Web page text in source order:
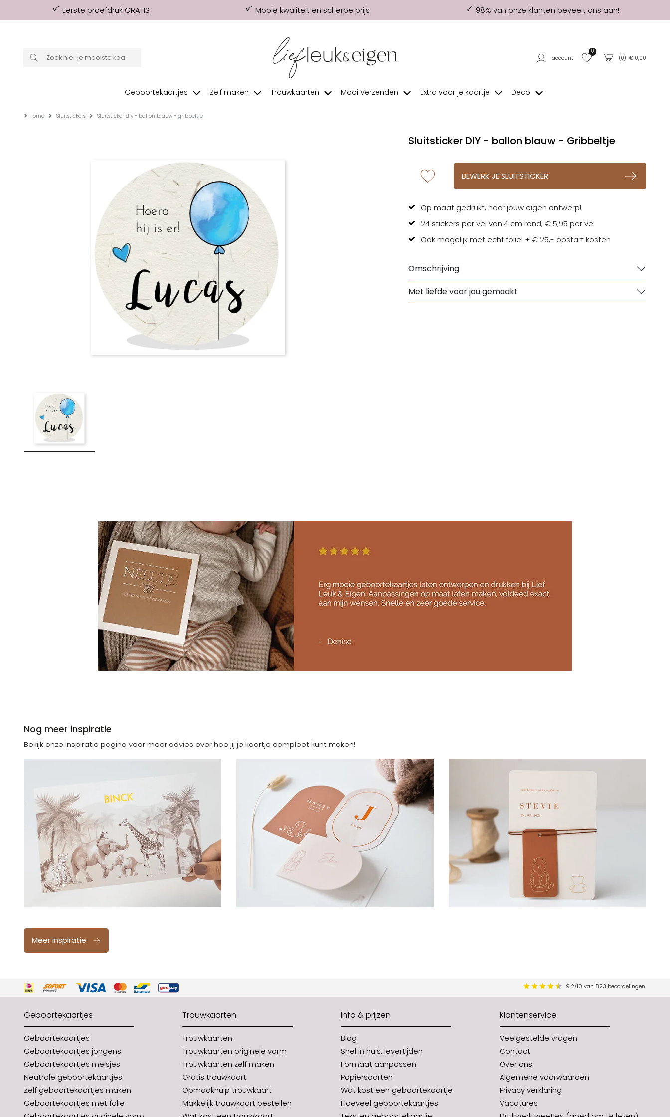
Eerste proefdruk GRATIS Mooie kwaliteit en scherpe prijs 98% van onze klanten beveelt ons aan!
account
0
(0) € 0,00
Geboortekaartjes Zelf maken Trouwkaarten Mooi Verzenden Extra voor je kaartje Deco
Home Sluitstickers Sluitsticker diy - ballon blauw - gribbeltje
Sluitsticker DIY - ballon blauw - Gribbeltje
BEWERK JE SLUITSTICKER
Op maat gedrukt, naar jouw eigen ontwerp!
24 stickers per vel van 4 cm rond, € 5,95 per vel
Ook mogelijk met echt folie! + € 25,- opstart kosten
Omschrijving
Met liefde voor jou gemaakt
Nog meer inspiratie
Bekijk onze inspiratie pagina voor meer advies over hoe jij je kaartje compleet kunt maken!
Meer inspiratie
9.2/10 van 823 beoordelingen.
Geboortekaartjes
Geboortekaartjes
Geboortekaartjes jongens
Geboortekaartjes meisjes
Neutrale geboortekaartjes
Zelf geboortekaartjes maken
Geboortekaartjes met folie
Trouwkaarten
Trouwkaarten
Trouwkaarten originele vorm
Trouwkaarten zelf maken
Gratis trouwkaart
Opmaakhulp trouwkaart
Makkelijk trouwkaart bestellen
Info & prijzen
Blog
Snel in huis: levertijden
Formaat aanpassen
Papiersoorten
Wat kost een geboortekaartje
Hoeveel geboortekaartjes
Klantenservice
Veelgestelde vragen
Contact
Over ons
Algemene voorwaarden
Privacy verklaring
Vacatures